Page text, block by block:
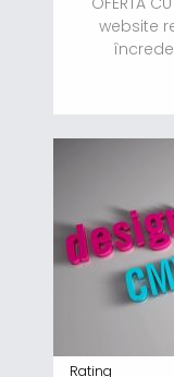
website
Rating